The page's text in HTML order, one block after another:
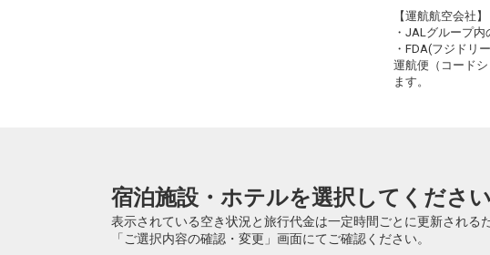
乗継便あり
クラス
694便
乗継便あり
クラス
【運航航空会社】
・JALグループ
・FDA(フジドリ
運航便（コード
ます。
宿泊施設・ホテルを選択してください
表示されている空き状況と旅行代金は一定時間ごとに更新され
「ご選択内容の確認・変更」画面にてご確認ください。